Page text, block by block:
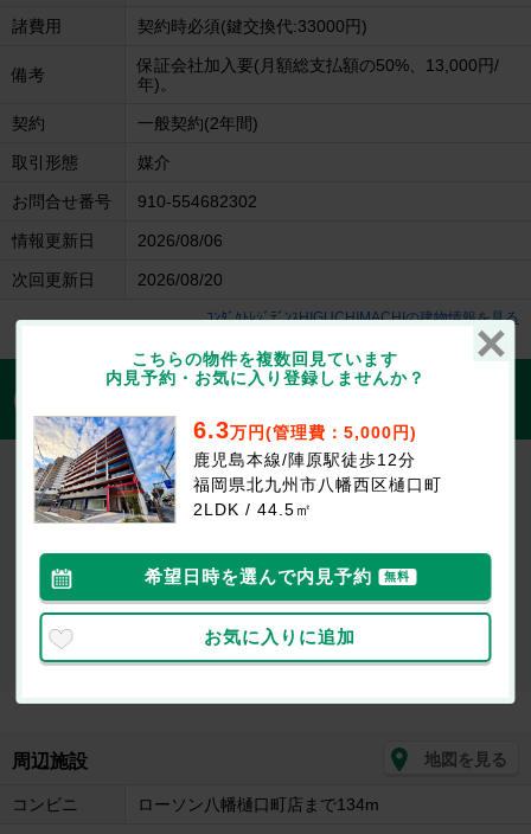
諸費用 契約時必須(鍵交換代:33000円)
備考
保証会社加入要(月額総支払額の50%、13,000円/
年)。
契約 一般契約(2年間)
取引形態 媒介
お問合せ番号 910-554682302
情報更新日 2026/08/06
次回更新日 2026/08/20
ｺﾝﾀﾞｸﾄﾚｼﾞﾃﾞﾝｽHIGUCHIMACHIの建物情報を見る
1分で入力完了！入力2項目でOK
この物件にお問合せする
ｺﾝﾀﾞｸﾄﾚｼﾞﾃﾞﾝｽHIGUCHIMACHI
6.3万円(管理費等：5,000円)
敷 なし 礼 なし
最新の空室状況が知りたい
初期費用が
周辺施設 地図を見る
コンビニ ローソン八幡樋口町店まで134m
こちらの物件を複数回見ています
内見予約・お気に入り登録しませんか？
6.3万円(管理費：5,000円)
鹿児島本線/陣原駅徒歩12分
福岡県北九州市八幡西区樋口町
2LDK / 44.5㎡
希望日時を選んで内見予約 無料
お気に入りに追加